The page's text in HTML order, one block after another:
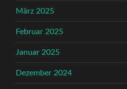
März 2025
Februar 2025
Januar 2025
Dezember 2024